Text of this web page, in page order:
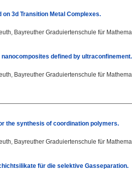
3d Transition Metal Complexes.
Bayreuther Graduiertenschule für
defined by ultraconfinement.
Bayreuther Graduiertenschule für
the synthesis of coordination polymers.
Bayreuther Graduiertenschule für
für die selektive Gasseparation.